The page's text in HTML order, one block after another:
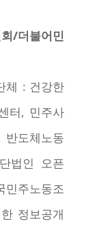
/더불어민
체 : 건강한
터, 민주사
도체노동
법인 오픈
민주노동조
정보공개